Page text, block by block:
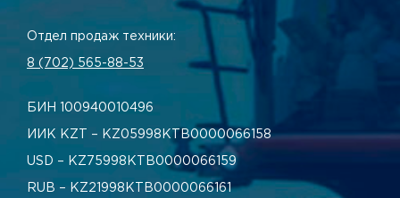
Отдел продаж техники:
8 (702) 565-88-53
БИН 100940010496
ИИК KZT – KZ05998КТВ0000066158
USD – KZ75998КТВ0000066159
RUB – KZ21998КТВ0000066161